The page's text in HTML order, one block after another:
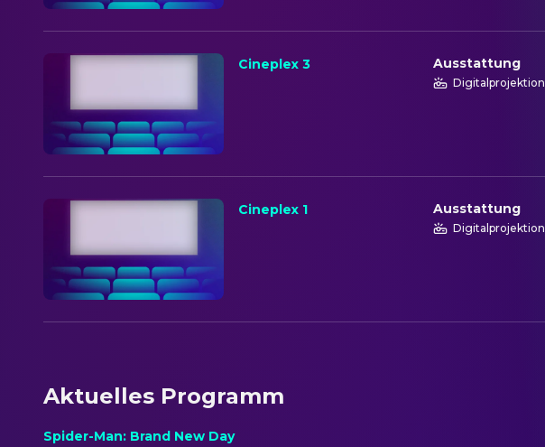
Cineplex 3 Ausstattung
Digitalprojektion
Cineplex 1 Ausstattung
Digitalprojektion
Aktuelles Programm
Spider-Man: Brand New Day